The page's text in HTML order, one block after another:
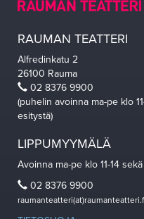
RAUMAN TEATTERI
Alfredinkatu 2
26100 Rauma
02 8376 9900
(puhelin avoinna ma-pe klo
esitystä)
LIPPUMYYMÄLÄ
Avoinna ma-pe klo 11-14
02 8376 9900